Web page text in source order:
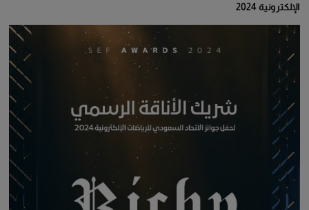
الإلكترونية 2024